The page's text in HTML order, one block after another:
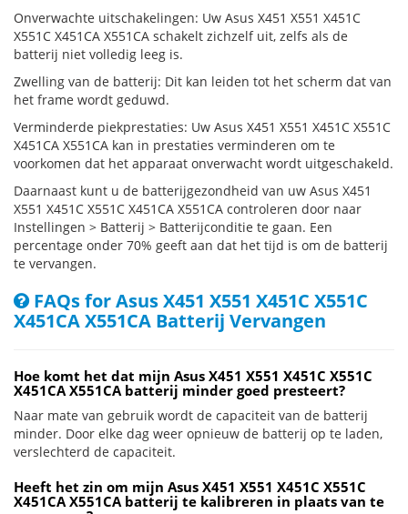
Onverwachte uitschakelingen: Uw Asus X451 X551 X451C
X551C X451CA X551CA schakelt zichzelf uit, zelfs als de
batterij niet volledig leeg is.
Zwelling van de batterij: Dit kan leiden tot het scherm dat van
het frame wordt geduwd.
Verminderde piekprestaties: Uw Asus X451 X551 X451C X551C
X451CA X551CA kan in prestaties verminderen om te
voorkomen dat het apparaat onverwacht wordt uitgeschakeld.
Daarnaast kunt u de batterijgezondheid van uw Asus X451
X551 X451C X551C X451CA X551CA controleren door naar
Instellingen > Batterij > Batterijconditie te gaan. Een
percentage onder 70% geeft aan dat het tijd is om de batterij
te vervangen.
FAQs for Asus X451 X551 X451C X551C
X451CA X551CA Batterij Vervangen
Hoe komt het dat mijn Asus X451 X551 X451C X551C
X451CA X551CA batterij minder goed presteert?
Naar mate van gebruik wordt de capaciteit van de batterij
minder. Door elke dag weer opnieuw de batterij op te laden,
verslechterd de capaciteit.
Heeft het zin om mijn Asus X451 X551 X451C X551C
X451CA X551CA batterij te kalibreren in plaats van te